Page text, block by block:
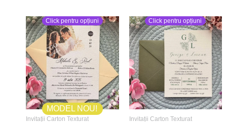
MODEL NOU!
Click pentru opțiuni
Invitații Carton Texturat
Click pentru opțiuni
Invitații Carton Texturat